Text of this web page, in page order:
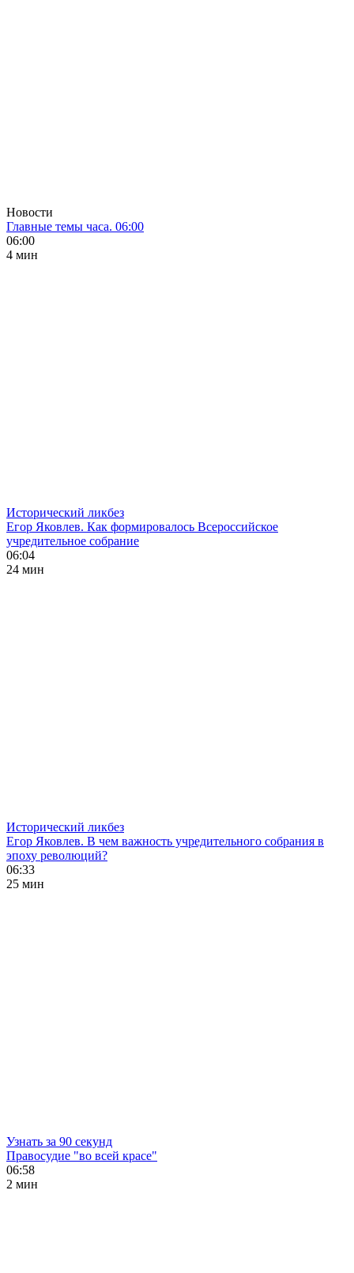
Новости
Главные темы часа. 06:00
06:00
4 мин
Исторический ликбез
Егор Яковлев. Как формировалось Всероссийское
учредительное собрание
06:04
24 мин
Исторический ликбез
Егор Яковлев. В чем важность учредительного собрания в
эпоху революций?
06:33
25 мин
Узнать за 90 секунд
Правосудие "во всей красе"
06:58
2 мин